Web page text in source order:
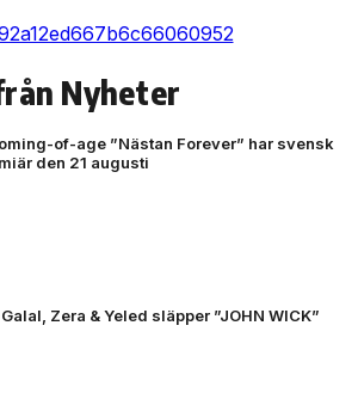
Nyheter
of-age ”Nästan Forever” har svensk
den 21 augusti
Zera & Yeled släpper ”JOHN WICK”